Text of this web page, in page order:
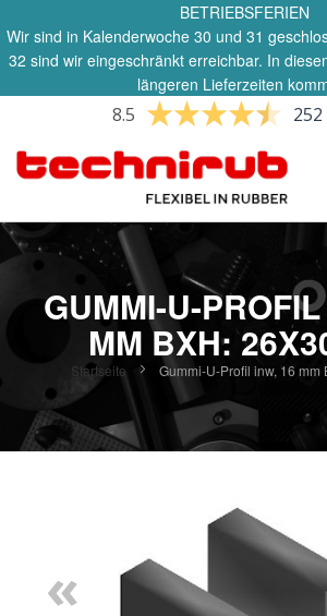
BETRIEBSFERIEN
Wir sind in Kalenderwoche 30 und 31
32 sind wir eingeschränkt erreichbar. In
längeren Lieferzeiten
8.5
GUMMI-U-
MM BXH:
Startseite Gummi-U-Profil inw, 16 mm
springen
«